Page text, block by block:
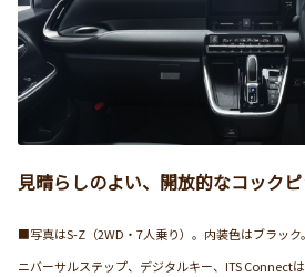
見晴らしのよい、開放的なコックピ
■写真はS-Z（2WD・7人乗り）。内装色はブラッ
ニバーサルステップ、デジタルキー、ITS Connect